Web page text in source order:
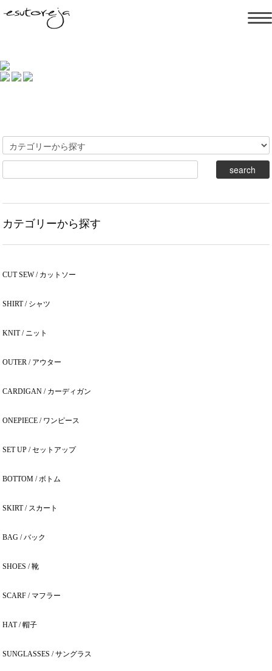
カテゴリーから探す
CUT SEW / カットソー
SHIRT / シャツ
KNIT / ニット
OUTER / アウター
CARDIGAN / カーディガン
ONEPIECE / ワンピース
SET UP / セットアップ
BOTTOM / ボトム
SKIRT / スカート
BAG / バック
SHOES / 靴
SCARF / マフラー
HAT / 帽子
SUNGLASSES / サングラス